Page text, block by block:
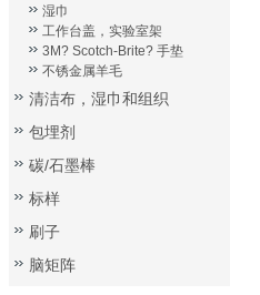
湿巾
工作台盖，实验室架
3M? Scotch-Brite? 手垫
不锈金属羊毛
清洁布，湿巾和组织
包埋剂
碳/石墨棒
标样
刷子
脑矩阵